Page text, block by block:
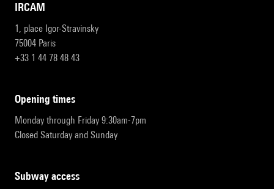
IRCAM
1, place Igor-Stravinsky
75004 Paris
+33 1 44 78 48 43
opening times
Monday through Friday 9:30am-7pm
Closed Saturday and Sunday
subway access